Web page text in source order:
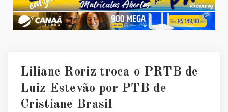
Liliane Roriz troca o PRTB de
Luiz Estevão por PTB de
Cristiane Brasil